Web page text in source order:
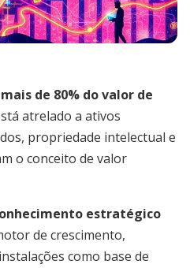
mais de 80% do valor de
atrelado a ativos
propriedade intelectual e
o conceito de valor
estratégico
de crescimento,
como base de